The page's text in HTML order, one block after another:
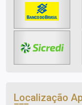
Localização